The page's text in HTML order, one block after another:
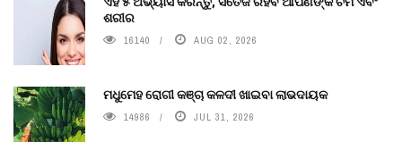
ଶରୀର
16140 AUG 02, 2026
ମଧୁମେହ ରୋଗୀ କଞ୍ଚା କଳଦୀ ଖାଇବା ଲାଭଦାୟକ
14986 JUL 31, 2026